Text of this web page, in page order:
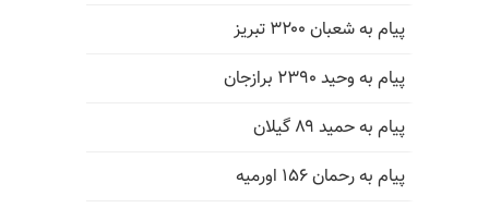
پیام به شعبان ۳۲۰۰ تبریز
پیام به وحید ۲۳۹۰ برازجان
پیام به حمید ۸۹ گیلان
پیام به رحمان ۱۵۶ اورمیه